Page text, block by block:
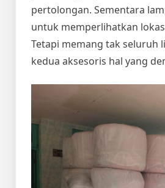
pertolongan. Sementara
untuk memperlihatkan
Tetapi memang tak seluruh
kedua aksesoris hal yang